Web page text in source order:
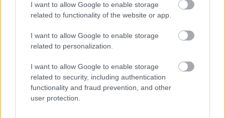
I want to allow Google to enable storage
related to functionality of the website or app.
I want to allow Google to enable storage
related to personalization.
I want to allow Google to enable storage
related to security, including authentication
functionality and fraud prevention, and other
user protection.
HÍRLEVÉL